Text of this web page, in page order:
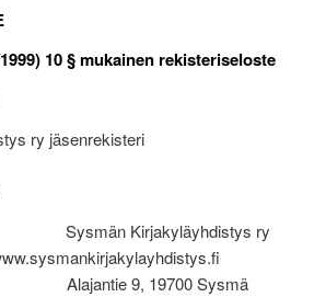
10 § mukainen rekisteriseloste
ry jäsenrekisteri
Kirjakyläyhdistys ry
9, 19700 Sysmä